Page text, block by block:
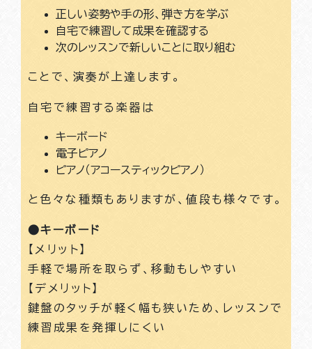
正しい姿勢や手の形、弾き方を学ぶ
自宅で練習して成果を確認する
次のレッスンで新しいことに取り組む
ことで、演奏が上達します。
自宅で練習する楽器は
キーボード
電子ピアノ
ピアノ（アコースティックピアノ）
と色々な種類もありますが、値段も様々です。
●キーボード
【メリット】
手軽で場所を取らず、移動もしやすい
【デメリット】
鍵盤のタッチが軽く幅も狭いため、レッスンで
練習成果を発揮しにくい